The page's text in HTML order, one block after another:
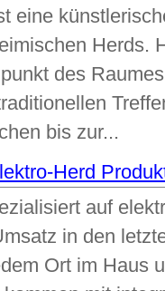
eine
Herds.
des
bis zur...
Herd
auf
in den
Ort im Haus